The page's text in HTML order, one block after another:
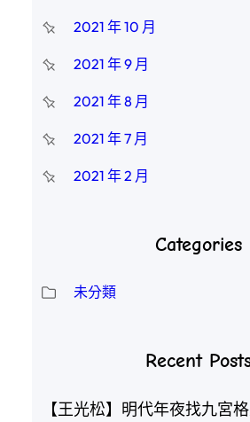
2021 年 10 月
2021 年 9 月
2021 年 8 月
2021 年 7 月
2021 年 2 月
Categories
未分類
Recent
【王光松】明代年夜找九宮